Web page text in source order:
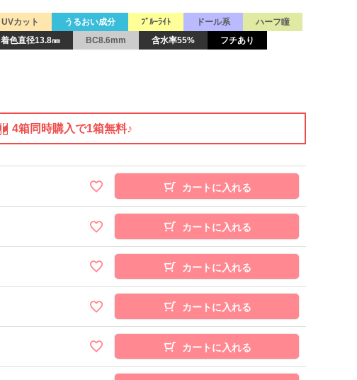
UVカット うるおい成分 ﾌﾞﾙｰﾗｲﾄ ドール系
ハーフ瞳
着色直径13.8㎜ BC8.6mm 含水率55% フチあり
4箱同時購入で1箱無料♪
カートに入れる
カートに入れる
カートに入れる
カートに入れる
カートに入れる